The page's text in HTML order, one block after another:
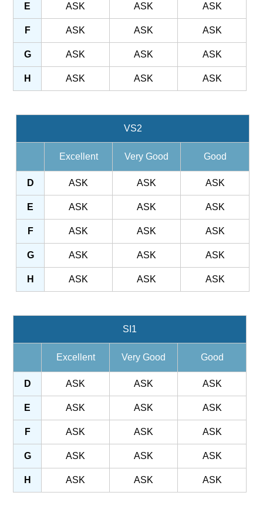
E ASK ASK ASK
F ASK ASK ASK
G ASK ASK ASK
H ASK ASK ASK
VS2
Excellent Very Good Good
D ASK ASK ASK
E ASK ASK ASK
F ASK ASK ASK
G ASK ASK ASK
H ASK ASK ASK
SI1
Excellent Very Good Good
D ASK ASK ASK
E ASK ASK ASK
F ASK ASK ASK
G ASK ASK ASK
H ASK ASK ASK